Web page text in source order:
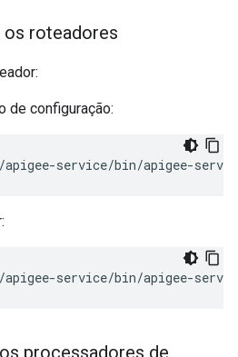
roteadores
de configuração:
apigee-service/bin/apigee-
apigee-service/bin/apigee-
processadores de